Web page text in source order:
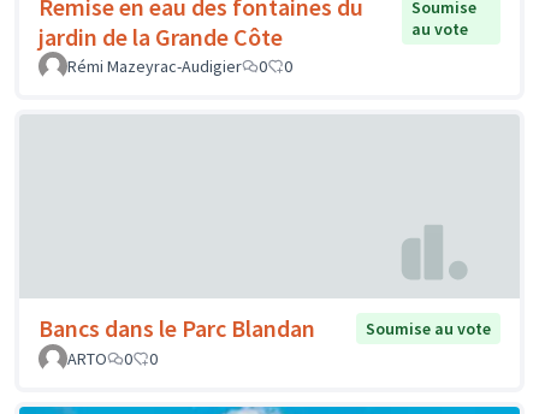
Remise en eau des fontaines du
jardin de la Grande Côte
Soumise
au vote
Rémi Mazeyrac-Audigier
0 0
Bancs dans le Parc Blandan
Soumise au vote
ARTO
0 0